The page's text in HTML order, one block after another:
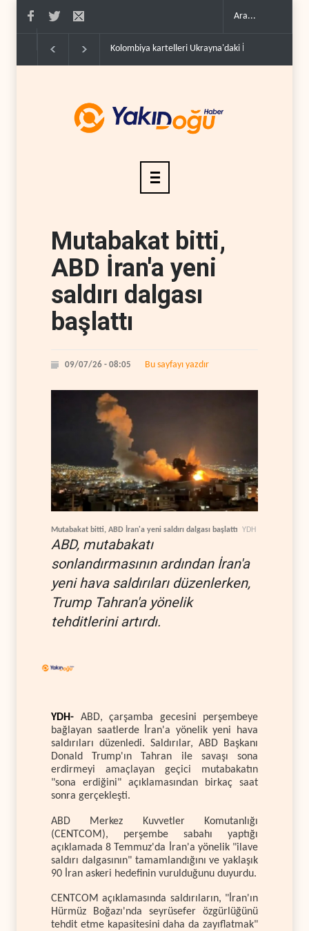
Kolombiya kartelleri Ukrayna'daki İHA
Mutabakat bitti,
ABD İran'a yeni
saldırı dalgası
başlattı
09/07/26 - 08:05 Bu sayfayı yazdır
Mutabakat bitti, ABD İran'a yeni saldırı dalgası başlattı YDH
ABD, mutabakatı
sonlandırmasının ardından İran'a
yeni hava saldırıları düzenlerken,
Trump Tahran'a yönelik
tehditlerini artırdı.
YDH- ABD, çarşamba gecesini perşembeye
bağlayan saatlerde İran'a yönelik yeni hava
saldırıları düzenledi. Saldırılar, ABD Başkanı
Donald Trump'ın Tahran ile savaşı sona
erdirmeyi amaçlayan geçici mutabakatın
"sona erdiğini" açıklamasından birkaç saat
sonra gerçekleşti.
ABD Merkez Kuvvetler Komutanlığı
(CENTCOM), perşembe sabahı yaptığı
açıklamada 8 Temmuz'da İran'a yönelik "ilave
saldırı dalgasının" tamamlandığını ve yaklaşık
90 İran askeri hedefinin vurulduğunu duyurdu.
CENTCOM açıklamasında saldırıların, "İran'ın
Hürmüz Boğazı'nda seyrüsefer özgürlüğünü
tehdit etme kapasitesini daha da zayıflatmak"